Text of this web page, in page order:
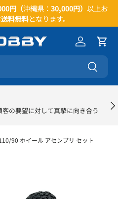
円（沖縄県： 30,000円） 以上お
送料無料となります。
検索
ログインカ
次
客の要望に対して真摯に向き合う
90 ホイール アセンブリ セット